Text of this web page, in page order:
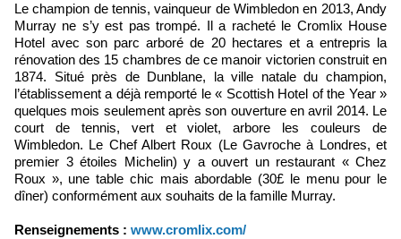
Le champion de tennis, vainqueur de Wimbledon en 2013, Andy
Murray ne s’y est pas trompé. Il a racheté le Cromlix House
Hotel avec son parc arboré de 20 hectares et a entrepris la
rénovation des 15 chambres de ce manoir victorien construit en
1874. Situé près de Dunblane, la ville natale du champion,
l’établissement a déjà remporté le « Scottish Hotel of the Year »
quelques mois seulement après son ouverture en avril 2014. Le
court de tennis, vert et violet, arbore les couleurs de
Wimbledon. Le Chef Albert Roux (Le Gavroche à Londres, et
premier 3 étoiles Michelin) y a ouvert un restaurant « Chez
Roux », une table chic mais abordable (30£ le menu pour le
dîner) conformément aux souhaits de la famille Murray.
Renseignements : www.cromlix.com/